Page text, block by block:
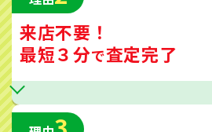
来店不要！
最短３分で査定完了